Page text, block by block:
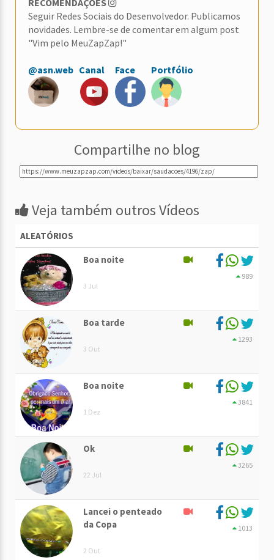
Seguir Redes Sociais do Desenvolvedor. Publicamos
novidades. Lembre-se de comentar em algum post
"Vim pelo MeuZapZap!"
@asn.web Canal Face Portfólio
Compartilhe no blog
Veja também outros Vídeos
ALEATÓRIOS
Boa noite
3 Jul
989
Boa tarde
3 Out
1293
Boa noite
1 Dez
3841
Ok
22 Jul
3265
Lancei o penteado
da Copa
2 Out
1013